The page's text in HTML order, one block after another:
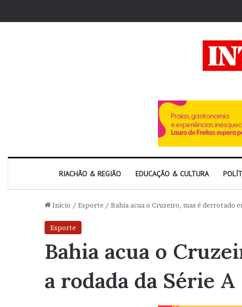
RIACHÃO & REGIÃO EDUCAÇÃO & CULTURA
Início / Esporte / Bahia acua o Cruzeiro, mas é derrotado
Esporte
Bahia acua o
a rodada da Série A